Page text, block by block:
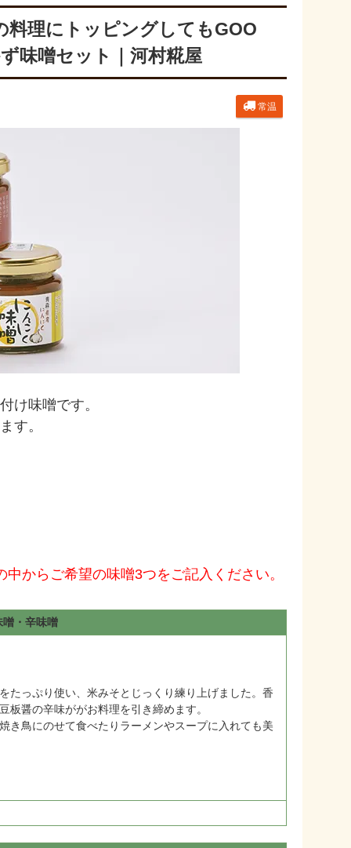
理にトッピングしてもGOO
味噌セット｜河村糀屋
常温
け味噌です。
す。
からご希望の味噌3つをご記入ください。
噌・辛味噌
たっぷり使い、米みそとじっくり練り上げました。香
板醤の辛味ががお料理を引き締めます。
き鳥にのせて食べたりラーメンやスープに入れても美